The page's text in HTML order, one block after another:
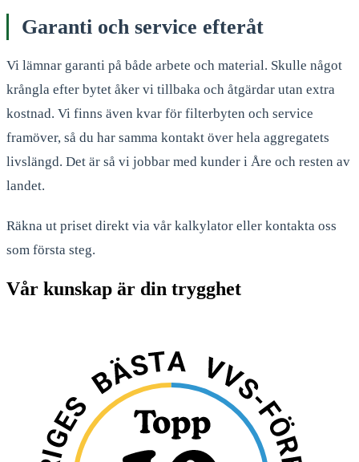
Garanti och service efteråt
Vi lämnar garanti på både arbete och material. Skulle något
krångla efter bytet åker vi tillbaka och åtgärdar utan extra
kostnad. Vi finns även kvar för filterbyten och service
framöver, så du har samma kontakt över hela aggregatets
livslängd. Det är så vi jobbar med kunder i Åre och resten av
landet.
Räkna ut priset direkt via vår kalkylator eller kontakta oss
som första steg.
Vår kunskap är din trygghet